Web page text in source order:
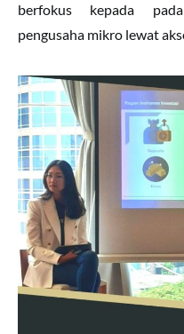
berfokus kepada
pengusaha mikro lewat